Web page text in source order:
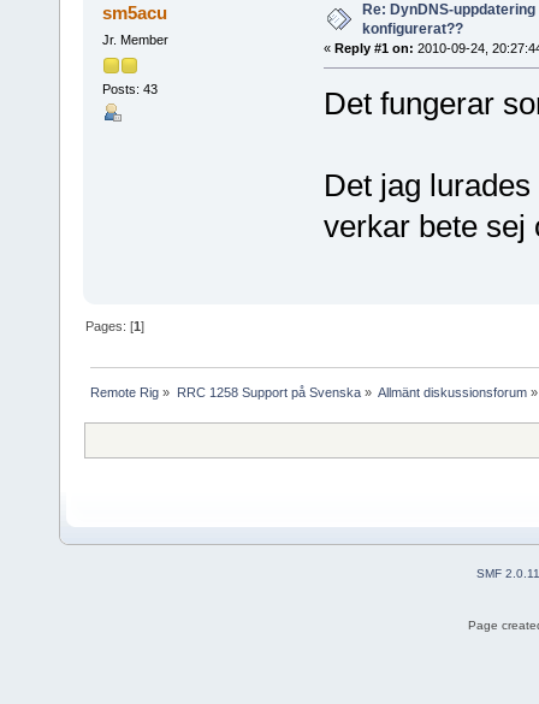
sm5acu
Jr. Member
Posts: 43
Re: DynDNS-
konfigurerat??
« Reply #1 on: 2010-09-24,
Det fungerar
Det jag
verkar bete sej
Pages: [1]
Remote Rig » RRC 1258 Support på Svenska» Allmänt diskussionsforum»
SMF 2.0.11
Page